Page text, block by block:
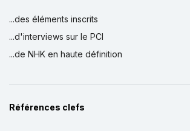
...des éléments inscrits
...d'interviews sur le PCI
...de NHK en haute définition
Références clefs